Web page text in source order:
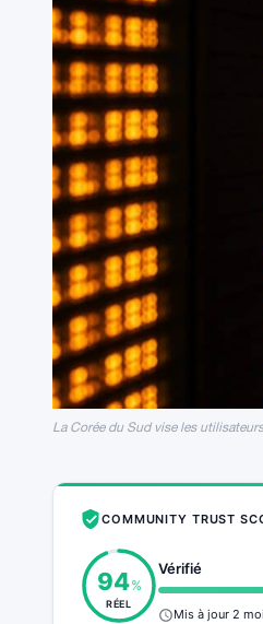
La Corée du Sud vise les
COMMUNITY TRUST
94%
RÉEL
Vérifié
Mis à jour 2